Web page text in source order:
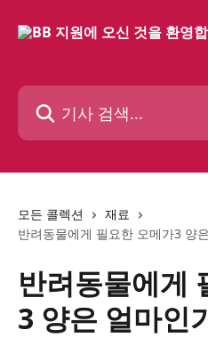
기사 검색...
모든 콜렉션
재료
반려동물에게 필요한 오메가3 양
반려동물에게
3 양은 얼마인